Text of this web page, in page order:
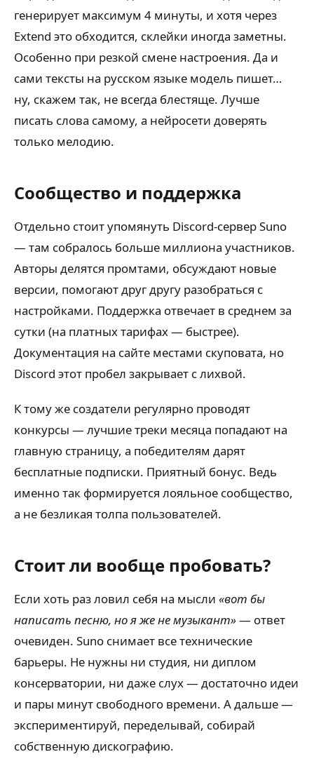
генерирует максимум 4 минуты, и хотя через
Extend это обходится, склейки иногда заметны.
Особенно при резкой смене настроения. Да и
сами тексты на русском языке модель пишет…
ну, скажем так, не всегда блестяще. Лучше
писать слова самому, а нейросети доверять
только мелодию.
Сообщество и поддержка
Отдельно стоит упомянуть Discord-сервер Suno
— там собралось больше миллиона участников.
Авторы делятся промтами, обсуждают новые
версии, помогают друг другу разобраться с
настройками. Поддержка отвечает в среднем за
сутки (на платных тарифах — быстрее).
Документация на сайте местами скуповата, но
Discord этот пробел закрывает с лихвой.
К тому же создатели регулярно проводят
конкурсы — лучшие треки месяца попадают на
главную страницу, а победителям дарят
бесплатные подписки. Приятный бонус. Ведь
именно так формируется лояльное сообщество,
а не безликая толпа пользователей.
Стоит ли вообще пробовать?
Если хоть раз ловил себя на мысли «вот бы
написать песню, но я же не музыкант»— ответ
очевиден. Suno снимает все технические
барьеры. Не нужны ни студия, ни диплом
консерватории, ни даже слух — достаточно идеи
и пары минут свободного времени. А дальше —
экспериментируй, переделывай, собирай
собственную дискографию.